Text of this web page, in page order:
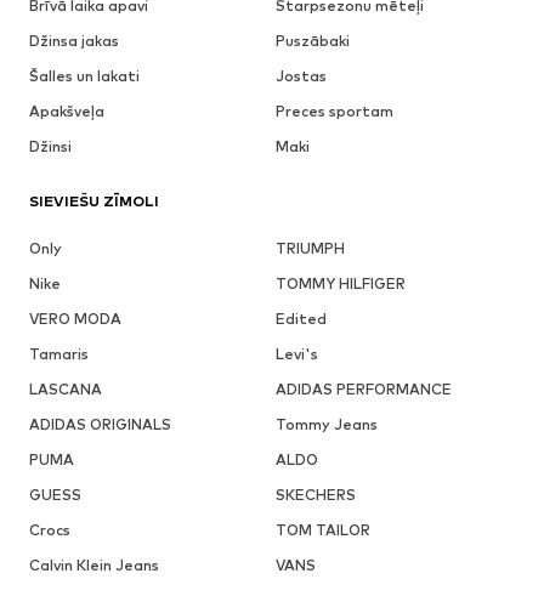
Brīvā laika apavi
Starpsezonu mēteļi
Džinsa jakas
Puszābaki
Šalles un lakati
Jostas
Apakšveļa
Preces sportam
Džinsi
Maki
SIEVIEŠU ZĪMOLI
Only
TRIUMPH
Nike
TOMMY HILFIGER
VERO MODA
Edited
Tamaris
Levi's
LASCANA
ADIDAS PERFORMANCE
ADIDAS ORIGINALS
Tommy Jeans
PUMA
ALDO
GUESS
SKECHERS
Crocs
TOM TAILOR
Calvin Klein Jeans
VANS